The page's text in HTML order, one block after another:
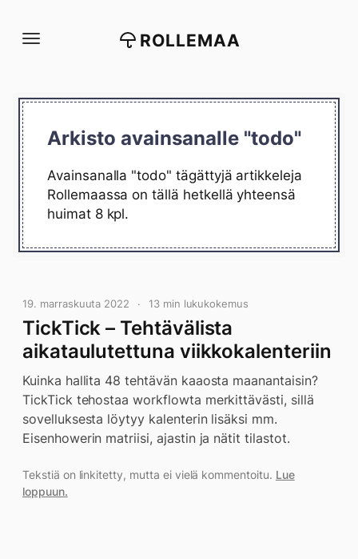
suoraan
ROLLEMAA
Arkisto avainsanalle "todo"
Avainsanalla "todo" tägättyjä artikkeleja
Rollemaassa on tällä hetkellä yhteensä
huimat 8 kpl.
19. marraskuuta 2022 13 min lukukokemus
TickTick – Tehtävälista
aikataulutettuna viikkokalenteriin
Kuinka hallita 48 tehtävän kaaosta maanantaisin?
TickTick tehostaa workflowta merkittävästi, sillä
sovelluksesta löytyy kalenterin lisäksi mm.
Eisenhowerin matriisi, ajastin ja nätit tilastot.
Tekstiä on linkitetty, mutta ei vielä kommentoitu. Lue
loppuun.